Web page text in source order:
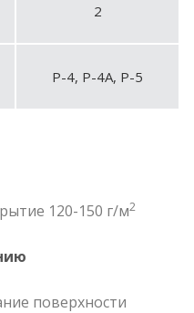
2
Р-4, Р-4А, Р-5
120-150 г/м2
поверхности